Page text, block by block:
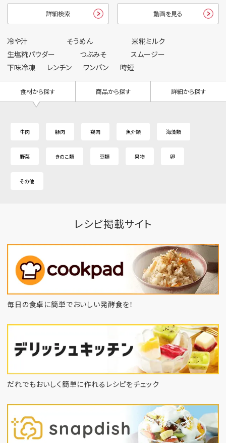
詳細検索 動画を見る
冷や汁 そうめん
米糀ミルク
生塩糀パウダー
つぶみそ
スムージー
下味冷凍
レンチン ワンパン 時短
食材から探す 商品から探す 詳細から探す
牛肉 豚肉 鶏肉 魚介類 海藻類
野菜 きのこ類 豆類 果物 卵
その他
レシピ掲載サイト
毎日の食卓に簡単でおいしい発酵食を！
だれでもおいしく簡単に作れるレシピをチェック